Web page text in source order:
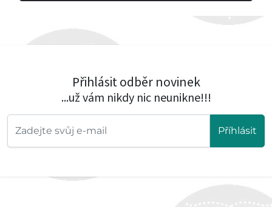
Přihlásit odběr novinek
...už vám nikdy nic neunikne!!!
Příhlásit